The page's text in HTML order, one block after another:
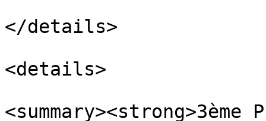
</details>
<details>